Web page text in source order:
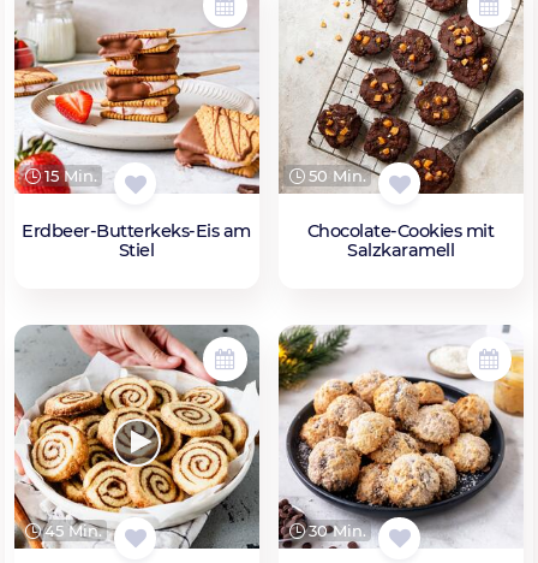
15 Min.
Erdbeer-Butterkeks-Eis am
Stiel
50 Min.
Chocolate-Cookies mit
Salzkaramell
45 Min. 30 Min.